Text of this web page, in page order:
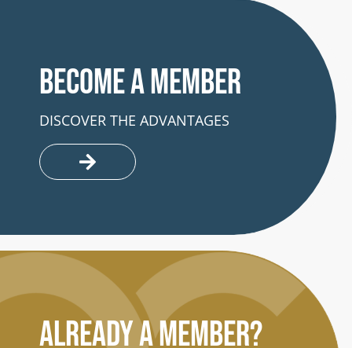
Become a member
DISCOVER THE ADVANTAGES
Already a member?